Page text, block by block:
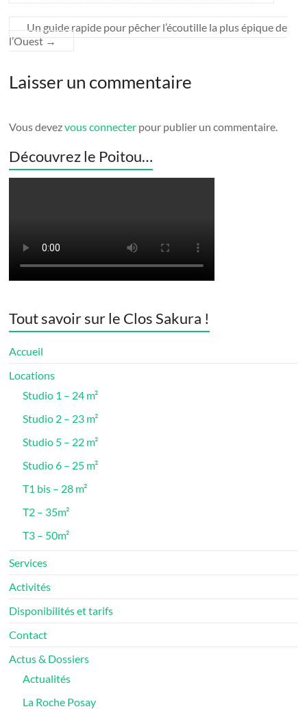
Un guide rapide pour pêcher l’écoutille la plus épique de
l’Ouest →
Laisser un commentaire
Vous devezvous connecter pour publier un commentaire.
Découvrez le Poitou…
Tout savoir sur le Clos Sakura !
Accueil
Locations
Studio 1 – 24 m²
Studio 2 – 23 m²
Studio 5 – 22 m²
Studio 6 – 25 m²
T1 bis – 28 m²
T2 – 35m²
T3 – 50m²
Services
Activités
Disponibilités et tarifs
Contact
Actus & Dossiers
Actualités
La Roche Posay